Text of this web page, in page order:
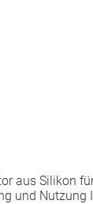
aus Silikon
und Nutzung